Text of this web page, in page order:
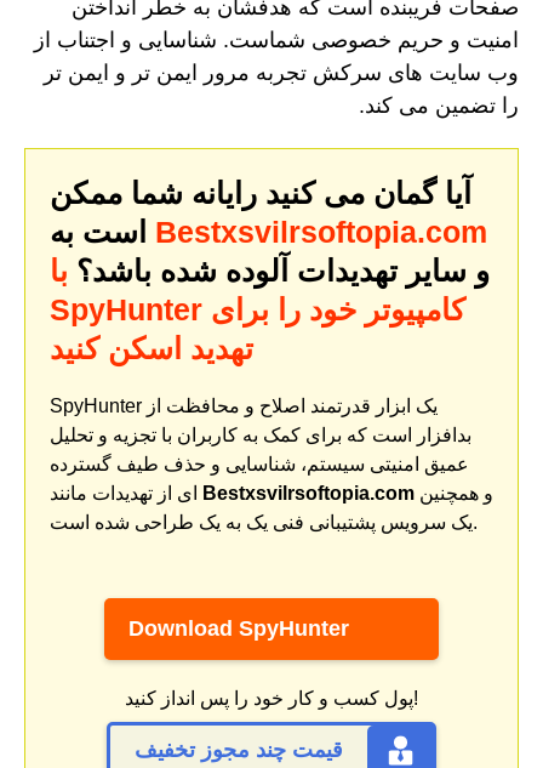
صفحات فریبنده است که هدفشان به خطر انداختن
امنیت و حریم خصوصی شماست. شناسایی و اجتناب از
وب سایت های سرکش تجربه مرور ایمن تر و ایمن تر
را تضمین می کند.
آیا گمان می کنید رایانه شما ممکن
Bestxsvilrsoftopia.com
و سایر تهدیدات آلوده شده باشد؟ با
SpyHunter کامپیوتر خود را برای
تهدید اسکن کنید
SpyHunter یک ابزار قدرتمند اصلاح و محافظت از
بدافزار است که برای کمک به کاربران با تجزیه و تحلیل
عمیق امنیتی سیستم، شناسایی و حذف طیف گسترده
Bestxsvilrsoftopia.com
یک سرویس پشتیبانی فنی یک به یک طراحی شده است.
Download SpyHunter
پول کسب و کار خود را پس انداز کنید!
قیمت چند مجوز تخفیف